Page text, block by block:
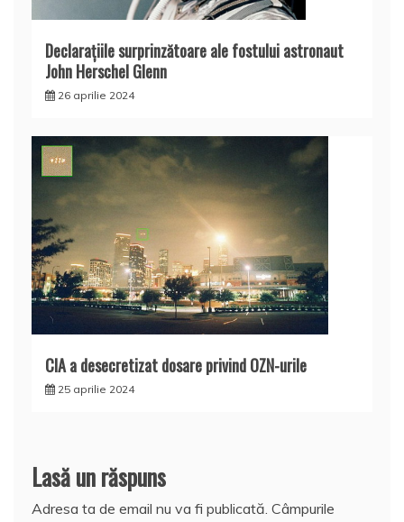
Declaraţiile surprinzătoare ale fostului astronaut
John Herschel Glenn
26 aprilie 2024
CIA a desecretizat dosare privind OZN-urile
25 aprilie 2024
Lasă un răspuns
Adresa ta de email nu va fi publicată. Câmpurile